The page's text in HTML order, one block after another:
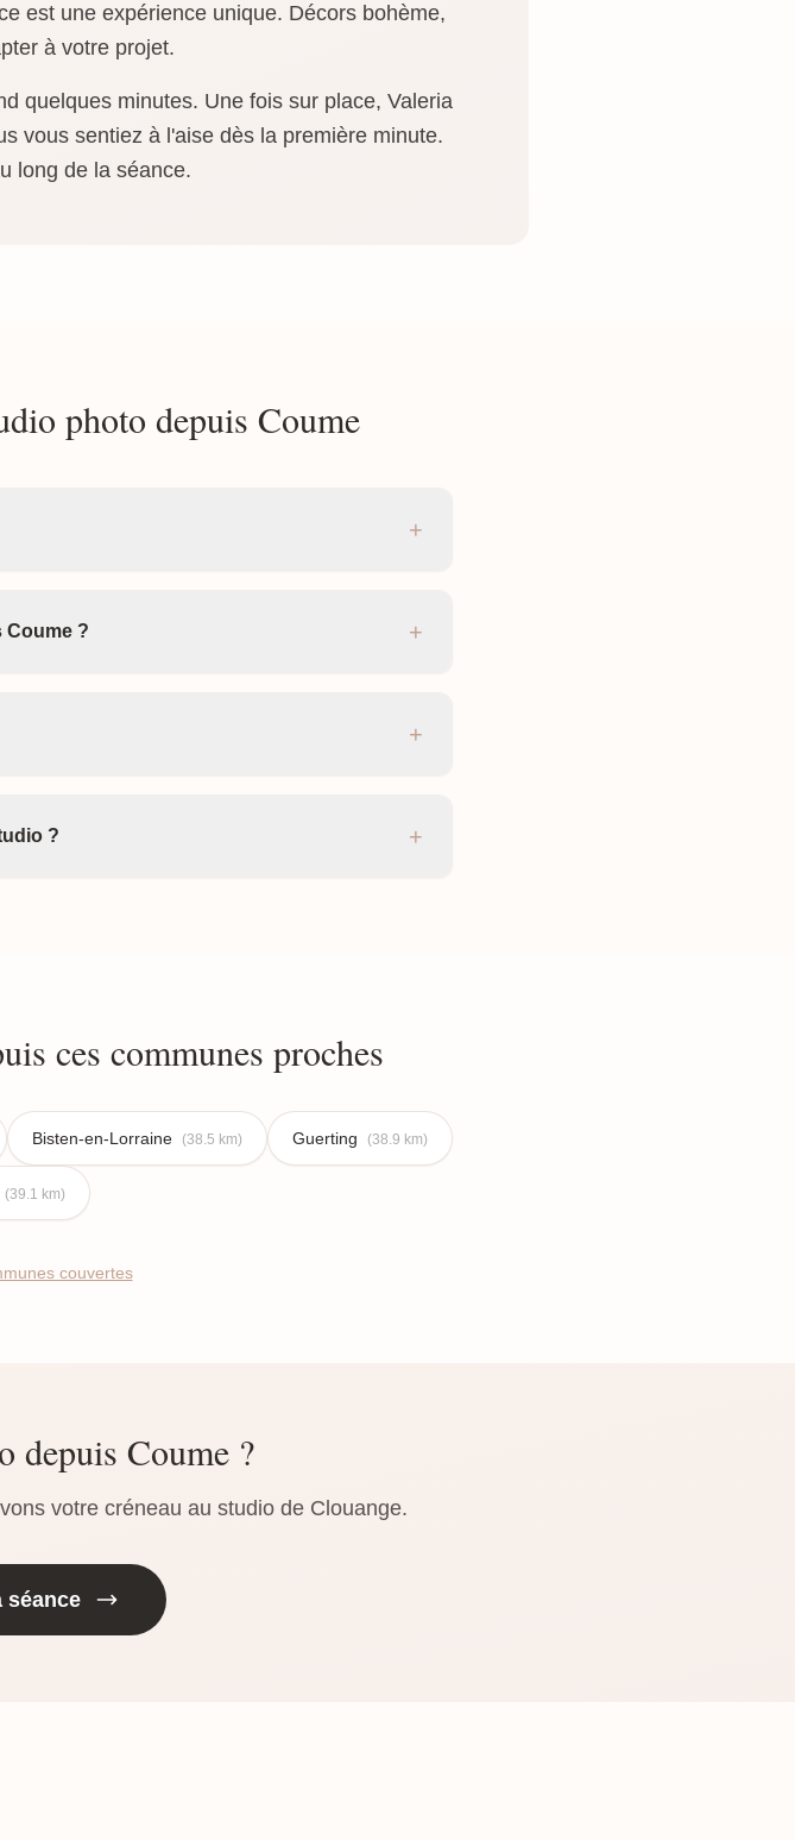
est une expérience unique. Décors bohème,
à votre projet.
quelques minutes. Une fois sur place, Valeria
vous sentiez à l'aise dès la première minute.
long de la séance.
photo depuis Coume
+
Coume ? +
+
? +
ces communes proches
Bisten-en-Lorraine (38.5 km) Guerting (38.9 km)
(39.1 km)
couvertes
depuis Coume ?
votre créneau au studio de Clouange.
séance